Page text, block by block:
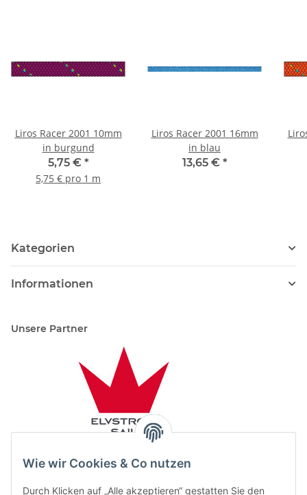
Wie wir Cookies & Co nutzen
Durch Klicken auf „Alle akzeptieren“ gestatten Sie den
Liros Racer 2001 10mm
in burgund
5,75 € *
5,75 € pro 1 m
Liros Racer 2001 16mm
in blau
13,65 € *
Kategorien
Informationen
Unsere Partner